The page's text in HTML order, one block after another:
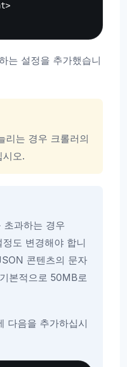
는 설정을 추가했습니
리는 경우 크롤러의
오.
과하는 경우
도 변경해야 합니
콘텐츠의 문자
본적으로 50MB로
다음을 추가하십시